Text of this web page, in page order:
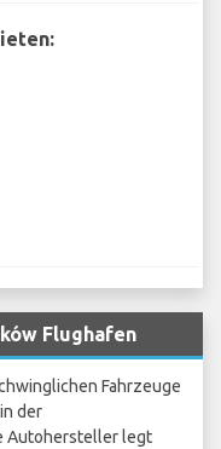
Flughafen
Fahrzeuge
der
Autohersteller legt